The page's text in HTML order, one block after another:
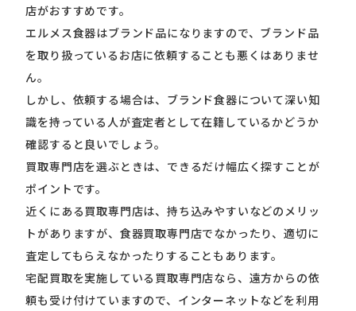
店がおすすめです。
エルメス食器はブランド品になりますので、ブランド品
を取り扱っているお店に依頼することも悪くはありませ
ん。
しかし、依頼する場合は、ブランド食器について深い知
識を持っている人が査定者として在籍しているかどうか
確認すると良いでしょう。
買取専門店を選ぶときは、できるだけ幅広く探すことが
ポイントです。
近くにある買取専門店は、持ち込みやすいなどのメリッ
トがありますが、食器買取専門店でなかったり、適切に
査定してもらえなかったりすることもあります。
宅配買取を実施している買取専門店なら、遠方からの依
頼も受け付けていますので、インターネットなどを利用